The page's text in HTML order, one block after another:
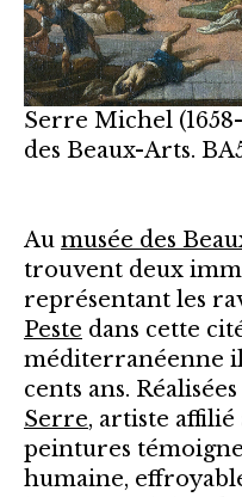
Serre Michel
des Beaux-Arts.
Au musée des
trouvent deux
représentant les
Peste dans cette
méditerranéenne
cents ans.
Serre, artiste affilié
peintures
humaine,